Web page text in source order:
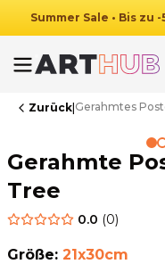
Summer Sale • Bis zu -
Zurück Gerahmtes
Gerahmte
Tree
0.0 (0)
Größe: 21x30cm